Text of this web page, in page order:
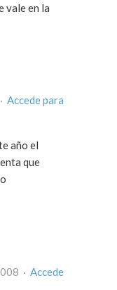
vale en la
ana en enero 1, 2008 · Accede para
año el
que
Gustavo en enero 1, 2008 · Accede